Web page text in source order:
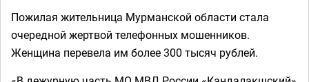
Пожилая жительница Мурманской области стала
очередной жертвой телефонных мошенников.
Женщина перевела им более 300 тысяч рублей.